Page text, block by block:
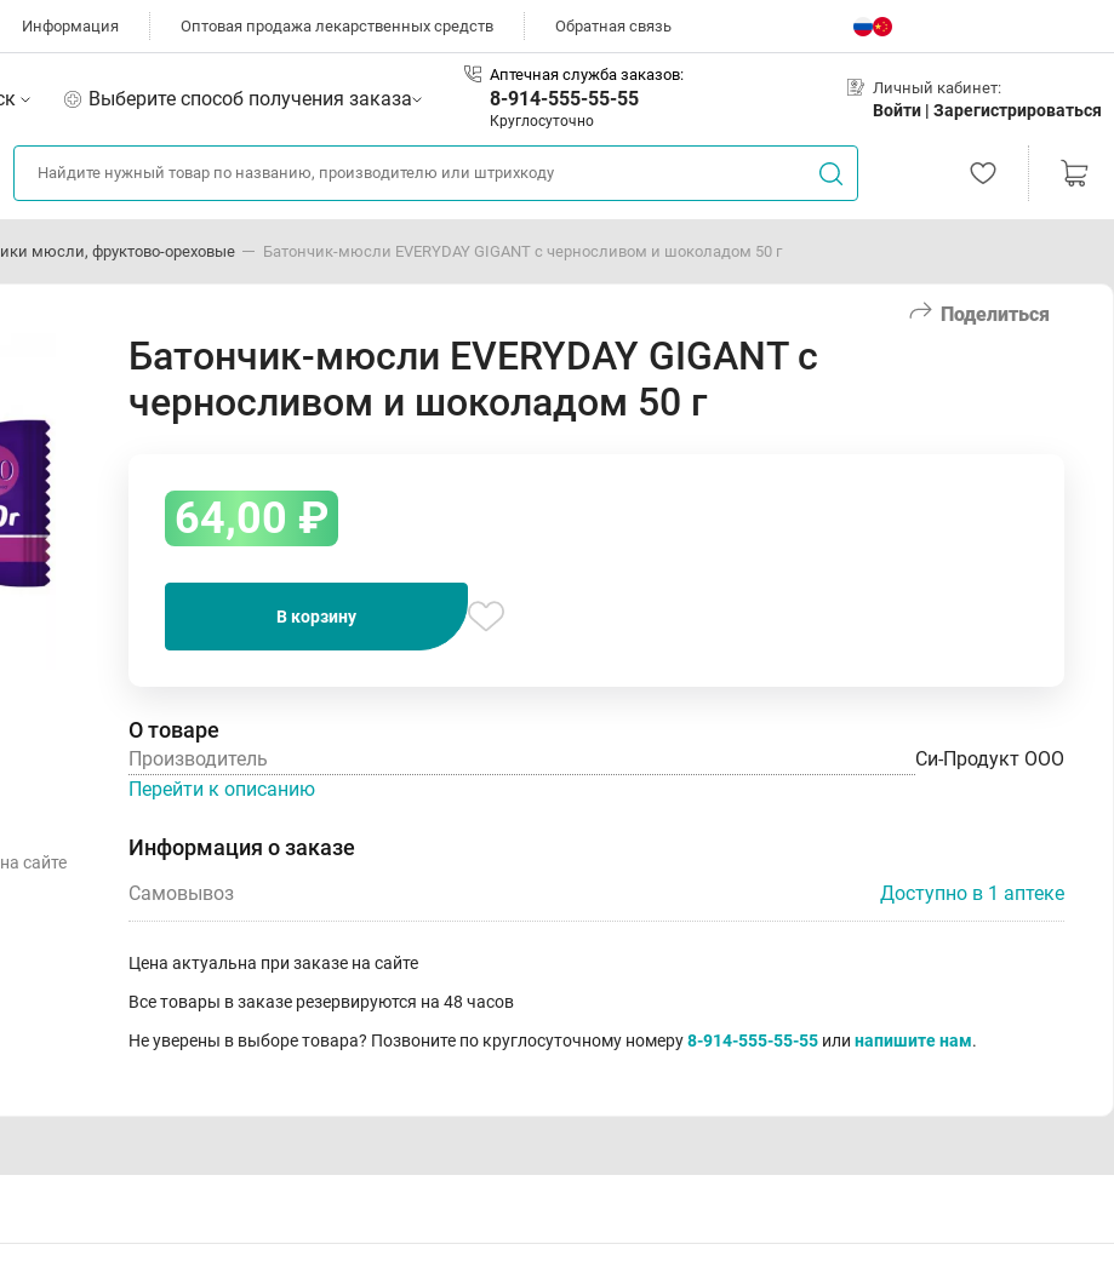
Информация Оптовая продажа лекарственных средств Обратная связь
Выберите способ получения заказа
Аптечная служба заказов:
8-914-555-55-55
Круглосуточно
Личный кабинет:
Войти | Зарегистрироваться
мюсли, фруктово-ореховые Батончик-мюсли EVERYDAY GIGANT с черносливом и шоколадом 50 г
Поделиться
сайте
Батончик-мюсли EVERYDAY GIGANT с
черносливом и шоколадом 50 г
64,00 ₽
В корзину
О товаре
Производитель
Си-Продукт ООО
Перейти к описанию
Информация о заказе
Самовывоз Доступно в 1 аптеке
Цена актуальна при заказе на сайте
Все товары в заказе резервируются на 48 часов
Не уверены в выборе товара? Позвоните по круглосуточному номеру8-914-555-55-55 или напишите нам.